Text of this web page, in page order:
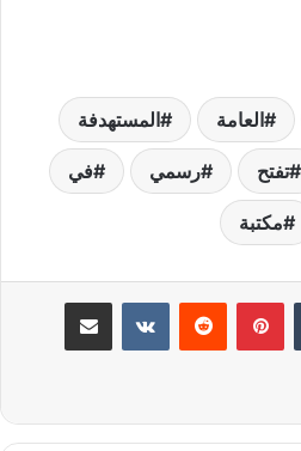
العامة المستهدفة
تفتح رسمي في
مكتبة
بينتيريست مشاركة عبر البريد